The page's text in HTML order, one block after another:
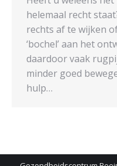
helemaal recht
rechts af te wijken
‘bochel’ aan het
daardoor vaak
minder goed
hulp…